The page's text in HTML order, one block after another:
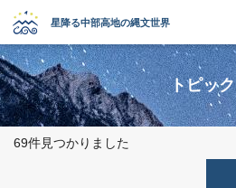
星降る中部高地の縄文世界
トピック
69件見つかりました